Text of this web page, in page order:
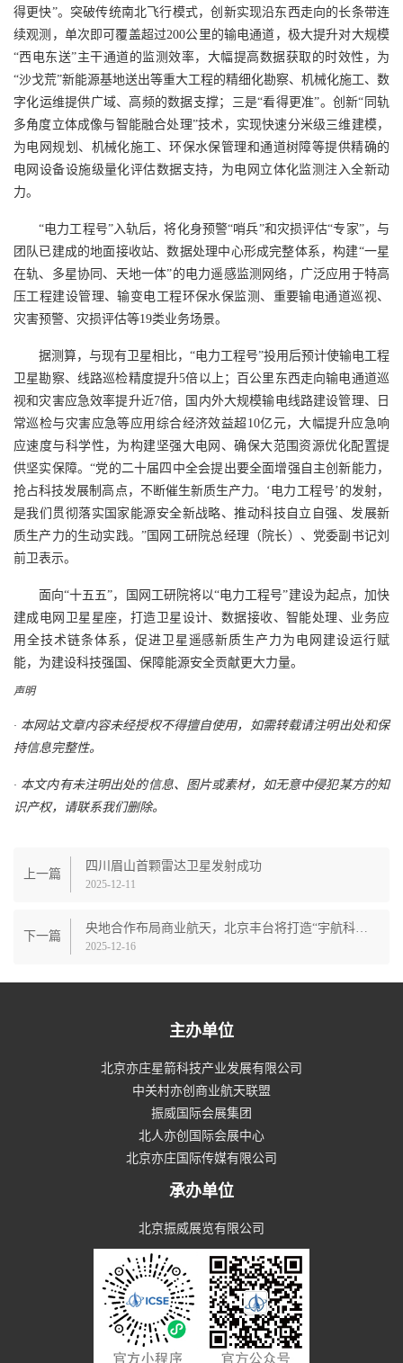
得更快”。突破传统南北飞行模式，创新实现沿东西走向的长条带连
续观测，单次即可覆盖超过200公里的输电通道，极大提升对大规模
“西电东送”主干通道的监测效率，大幅提高数据获取的时效性，为
“沙戈荒”新能源基地送出等重大工程的精细化勘察、机械化施工、数
字化运维提供广域、高频的数据支撑；三是“看得更准”。创新“同轨
多角度立体成像与智能融合处理”技术，实现快速分米级三维建模，
为电网规划、机械化施工、环保水保管理和通道树障等提供精确的
电网设备设施级量化评估数据支持，为电网立体化监测注入全新动
力。
“电力工程号”入轨后，将化身预警“哨兵”和灾损评估“专家”，与
团队已建成的地面接收站、数据处理中心形成完整体系，构建“一星
在轨、多星协同、天地一体”的电力遥感监测网络，广泛应用于特高
压工程建设管理、输变电工程环保水保监测、重要输电通道巡视、
灾害预警、灾损评估等19类业务场景。
据测算，与现有卫星相比，“电力工程号”投用后预计使输电工程
卫星勘察、线路巡检精度提升5倍以上；百公里东西走向输电通道巡
视和灾害应急效率提升近7倍，国内外大规模输电线路建设管理、日
常巡检与灾害应急等应用综合经济效益超10亿元，大幅提升应急响
应速度与科学性，为构建坚强大电网、确保大范围资源优化配置提
供坚实保障。“党的二十届四中全会提出要全面增强自主创新能力，
抢占科技发展制高点，不断催生新质生产力。‘电力工程号’的发射，
是我们贯彻落实国家能源安全新战略、推动科技自立自强、发展新
质生产力的生动实践。”国网工研院总经理（院长）、党委副书记刘
前卫表示。
面向“十五五”，国网工研院将以“电力工程号”建设为起点，加快
建成电网卫星星座，打造卫星设计、数据接收、智能处理、业务应
用全技术链条体系，促进卫星遥感新质生产力为电网建设运行赋
能，为建设科技强国、保障能源安全贡献更大力量。
声明
· 本网站文章内容未经授权不得擅自使用，如需转载请注明出处和保
持信息完整性。
· 本文内有未注明出处的信息、图片或素材，如无意中侵犯某方的知
识产权，请联系我们删除。
上一篇
四川眉山首颗雷达卫星发射成功
2025-12-11
下一篇
2025-12-16
主办单位
北京亦庄星箭科技产业发展有限公司
中关村亦创商业航天联盟
振威国际会展集团
北人亦创国际会展中心
北京亦庄国际传媒有限公司
承办单位
北京振威展览有限公司